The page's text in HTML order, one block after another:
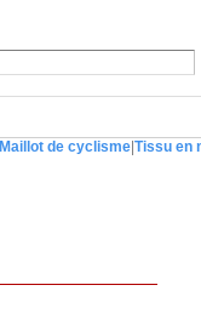
Maillot de cyclisme Tissu en